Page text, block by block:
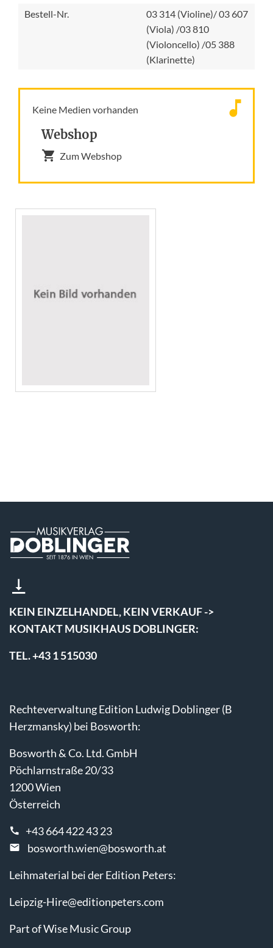
Bestell-Nr.
03 314 (Violine)/ 03 607
(Viola) /03 810
(Violoncello) /05 388
(Klarinette)
Keine Medien vorhanden
Webshop
Zum Webshop
KEIN EINZELHANDEL, KEIN VERKAUF ->
KONTAKT MUSIKHAUS DOBLINGER:
TEL. +43 1 515030
Rechteverwaltung Edition Ludwig Doblinger (B
Herzmansky) bei Bosworth:
Bosworth & Co. Ltd. GmbH
Pöchlarnstraße 20/33
1200 Wien
Österreich
+43 664 422 43 23
bosworth.wien@bosworth.at
Leihmaterial bei der Edition Peters:
Leipzig-Hire@editionpeters.com
Part of Wise Music Group